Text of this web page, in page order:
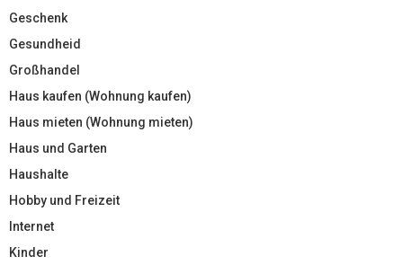
Geschenk
Gesundheid
Großhandel
Haus kaufen (Wohnung kaufen)
Haus mieten (Wohnung mieten)
Haus und Garten
Haushalte
Hobby und Freizeit
Internet
Kinder